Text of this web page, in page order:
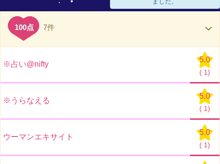
100点 7件
※占い@nifty
5.0
( 1)
※うらなえる
5.0
( 1)
ウーマンエキサイト
5.0
( 1)